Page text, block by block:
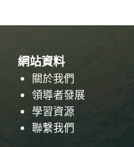
網站資料
關於我們
領導者發展
學習資源
聯繫我們